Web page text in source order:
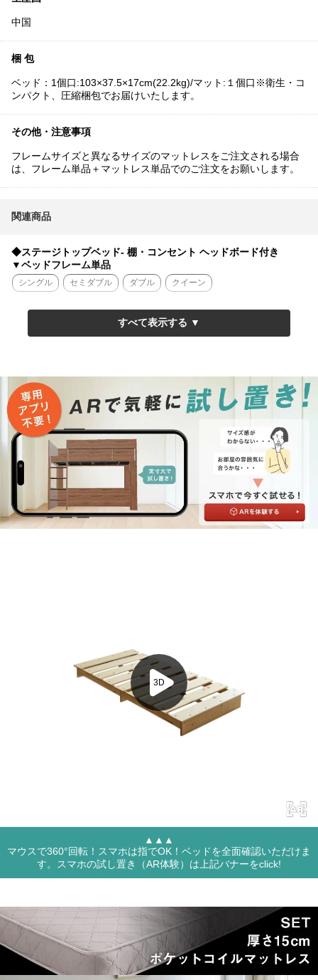
中国
梱 包
ベッド：1個口:103×37.5×17cm(22.2kg)/マット:１個口※衛生・コ
ンパクト、圧縮梱包でお届けいたします。
その他・注意事項
フレームサイズと異なるサイズのマットレスをご注文される場合
は、フレーム単品＋マットレス単品でのご注文をお願いします。
関連商品
◆ステージトップベッド- 棚・コンセント ヘッドボード付き
▼ベッドフレーム単品
シングル セミダブル ダブル クイーン
▼フレーム+15cm厚ポケットコイルマット付き
ダブル クイーン
シングル セミダブル ダブル クイーン
◆ステージトップベッド-ヘッドレスタイプ
▼ベッドフレーム単品
セミシングルショート シングルショート セミシングル
90サイズ シングル セミダブル クイーン
▼フレーム+15cm厚ポケットコイルマット付き
シングル セミダブル ダブル クイーン
▼フレーム+20cm厚ポケットコイルマット付き
▲▲▲
マウスで360°回転！スマホは指でOK！ベッドを全面確認いただけま
す。スマホの試し置き（AR体験）は上記バナーをclick!